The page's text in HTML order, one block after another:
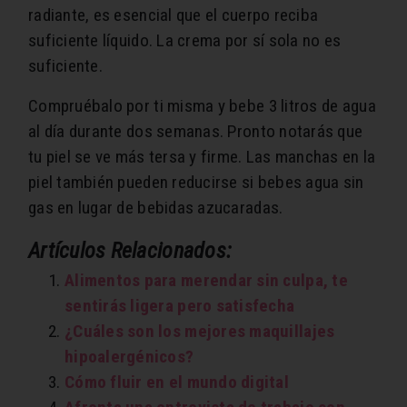
radiante, es esencial que el cuerpo reciba
suficiente líquido. La crema por sí sola no es
suficiente.
Compruébalo por ti misma y bebe 3 litros de agua
al día durante dos semanas. Pronto notarás que
tu piel se ve más tersa y firme. Las manchas en la
piel también pueden reducirse si bebes agua sin
gas en lugar de bebidas azucaradas.
Artículos Relacionados:
Alimentos para merendar sin culpa, te
sentirás ligera pero satisfecha
¿Cuáles son los mejores maquillajes
hipoalergénicos?
Cómo fluir en el mundo digital